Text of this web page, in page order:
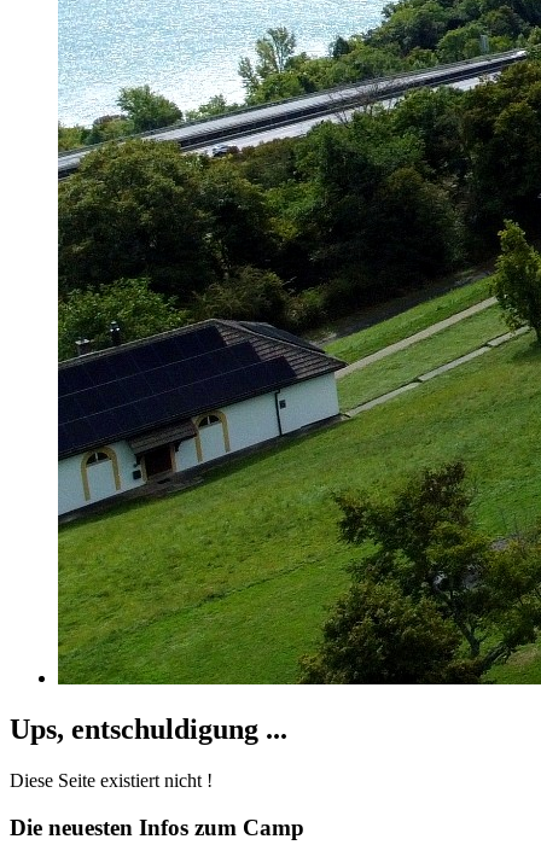
Ups, entschuldigung ...
Diese Seite existiert nicht !
Die neuesten Infos zum Camp